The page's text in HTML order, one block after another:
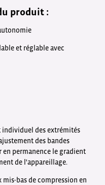
produit :
et réglable avec
individuel des extrémités
des bandes
permanence le gradient
de l'appareillage.
bas de compression en